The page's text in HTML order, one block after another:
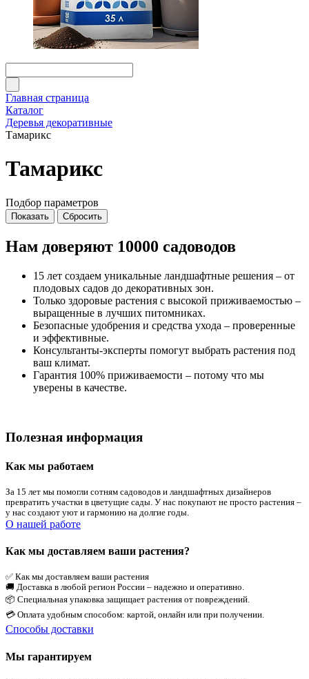
Главная страница
Каталог
Деревья декоративные
Тамарикс
Тамарикс
Подбор параметров
Нам доверяют 10000 садоводов
15 лет создаем уникальные ландшафтные решения – от
плодовых садов до декоративных зон.
Только здоровые растения с высокой приживаемостью –
выращенные в лучших питомниках.
Безопасные удобрения и средства ухода – проверенные
и эффективные.
Консультанты-эксперты помогут выбрать растения под
ваш климат.
Гарантия 100% приживаемости – потому что мы
уверены в качестве.
Полезная информация
Как мы работаем
За 15 лет мы помогли сотням садоводов и ландшафтных дизайнеров
превратить участки в цветущие сады. У нас покупают не просто растения –
у нас создают уют и гармонию на долгие годы.
О нашей работе
Как мы доставляем ваши растения?
✅ Как мы доставляем ваши растения
🚚 Доставка в любой регион России – надежно и оперативно.
📦 Специальная упаковка защищает растения от повреждений.
💳 Оплата удобным способом: картой, онлайн или при получении.
Способы доставки
Мы гарантируем